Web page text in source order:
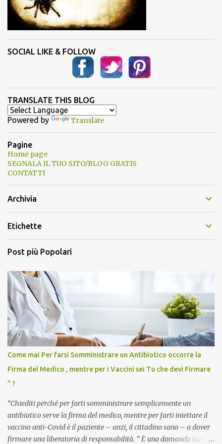
SOCIAL LIKE & FOLLOW
TRANSLATE THIS BLOG
Powered by Translate
Pagine
Home page
SEGNALA IL TUO SITO/BLOG GRATIS
CONTATTI
Archivia
Etichette
Post più Popolari
Come mai Per farsi Somministrare un Antibiotico occorre la
Firma del Medico , mentre per i Vaccini sei Tu che devi Firmare
” ?
“Chiediti perché per farti somministrare semplicemente un
antibiotico serve la firma del medico, mentre per farti iniettare il
vaccino anti-Covid è il paziente – anzi, il cittadino sano – a dover
firmare una liberatoria di responsabilità. ” È una domanda tanto